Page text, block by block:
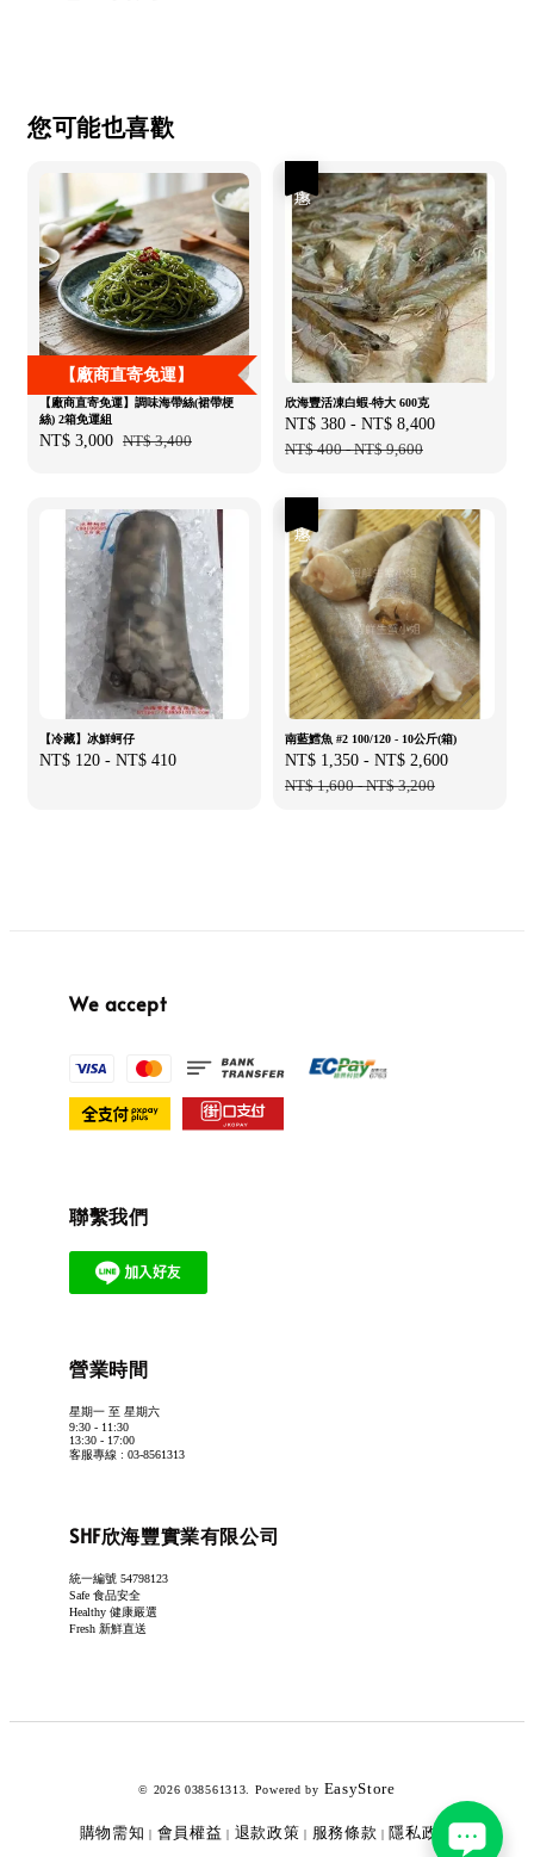
您可能也喜歡
【廠商直寄免運】
【廠商直寄免運】調味海帶絲(裙帶梗
絲) 2箱免運組
Sale
NT$ 3,000 Regular
NT$ 3,400
欣海豐活凍白蝦-特大 600克
Sale
price
NT$ 380 - NT$ 8,400
NT$ 400-NT$ 9,600
【冷藏】冰鮮蚵仔
Regular
NT$ 120 - NT$ 410
南藍鱈魚 #2 100/120 - 10公斤(箱)
Sale
price
NT$ 1,350 - NT$ 2,600
NT$ 1,600-NT$ 3,200
We accept
聯繫我們
營業時間
星期一 至 星期六
9:30 - 11:30
13:30 - 17:00
客服專線 : 03-8561313
SHF欣海豐實業有限公司
統一編號 54798123
Safe 食品安全
Healthy 健康嚴選
Fresh 新鮮直送
© 2026 038561313. Powered by EasyStore
購物需知 | 會員權益 | 退款政策 | 服務條款 | 隱私政策